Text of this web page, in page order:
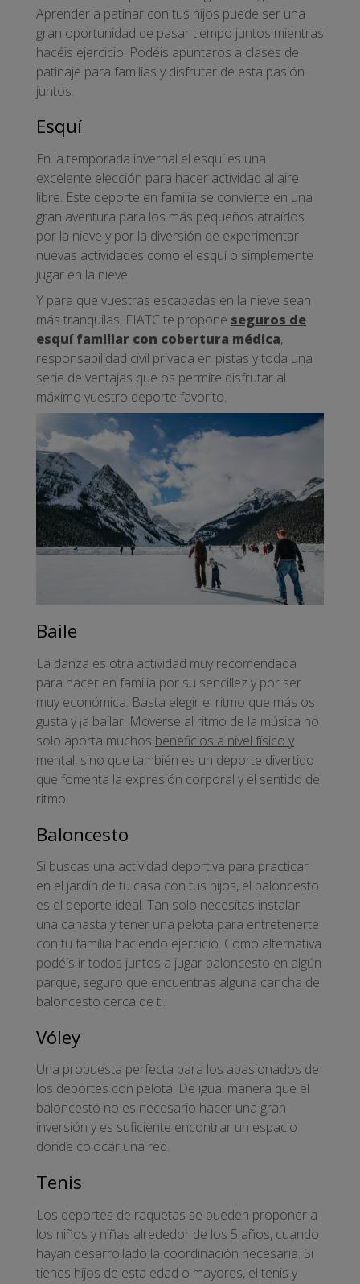
Aprender a patinar con tus hijos puede ser una
gran oportunidad de pasar tiempo juntos mientras
hacéis ejercicio. Podéis apuntaros a clases de
patinaje para familias y disfrutar de esta pasión
juntos.
Esquí
En la temporada invernal el esquí es una
excelente elección para hacer actividad al aire
libre. Este deporte en familia se convierte en una
gran aventura para los más pequeños atraídos
por la nieve y por la diversión de experimentar
nuevas actividades como el esquí o simplemente
jugar en la nieve.
Y para que vuestras escapadas en la nieve sean
más tranquilas, FIATC te propone seguros de
esquí familiar con cobertura médica,
responsabilidad civil privada en pistas y toda una
serie de ventajas que os permite disfrutar al
máximo vuestro deporte favorito.
Baile
La danza es otra actividad muy recomendada
para hacer en familia por su sencillez y por ser
muy económica. Basta elegir el ritmo que más os
gusta y ¡a bailar! Moverse al ritmo de la música no
solo aporta muchos beneficios a nivel físico y
mental, sino que también es un deporte divertido
que fomenta la expresión corporal y el sentido del
ritmo.
Baloncesto
Si buscas una actividad deportiva para practicar
en el jardín de tu casa con tus hijos, el baloncesto
es el deporte ideal. Tan solo necesitas instalar
una canasta y tener una pelota para entretenerte
con tu familia haciendo ejercicio. Como alternativa
podéis ir todos juntos a jugar baloncesto en algún
parque, seguro que encuentras alguna cancha de
baloncesto cerca de ti.
Vóley
Una propuesta perfecta para los apasionados de
los deportes con pelota. De igual manera que el
baloncesto no es necesario hacer una gran
inversión y es suficiente encontrar un espacio
donde colocar una red.
Tenis
Los deportes de raquetas se pueden proponer a
los niños y niñas alrededor de los 5 años, cuando
hayan desarrollado la coordinación necesaria. Si
tienes hijos de esta edad o mayores, el tenis y